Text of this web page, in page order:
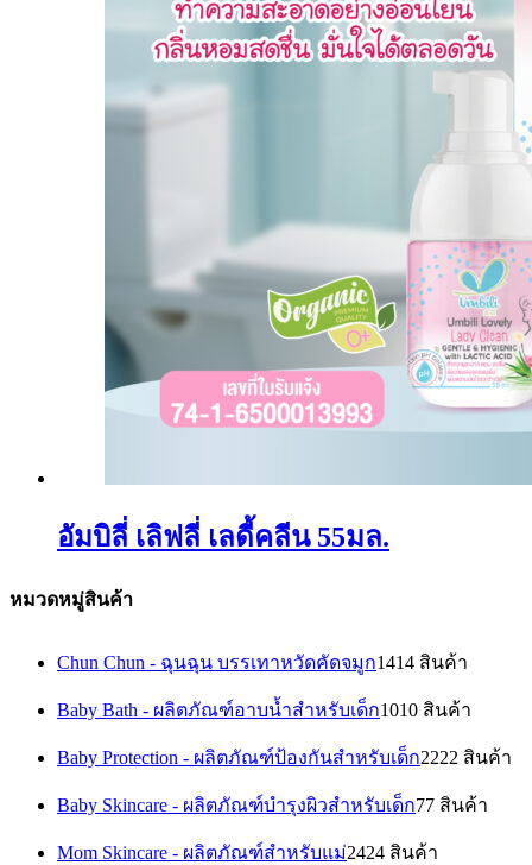
อัมบิลี่ เลิฟลี่ เลดี้คลีน 55มล.
หมวดหมู่สินค้า
Chun Chun - ฉุนฉุน บรรเทาหวัดคัดจมูก1414 สินค้า
Baby Bath - ผลิตภัณฑ์อาบน้ำสำหรับเด็ก1010 สินค้า
Baby Protection - ผลิตภัณฑ์ป้องกันสำหรับเด็ก2222 สินค้า
Baby Skincare - ผลิตภัณฑ์บำรุงผิวสำหรับเด็ก77 สินค้า
Mom Skincare - ผลิตภัณฑ์สำหรับแม่2424 สินค้า